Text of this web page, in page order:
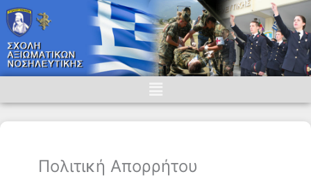
Skip
to
content
Menu
Πολιτική Απορρήτου